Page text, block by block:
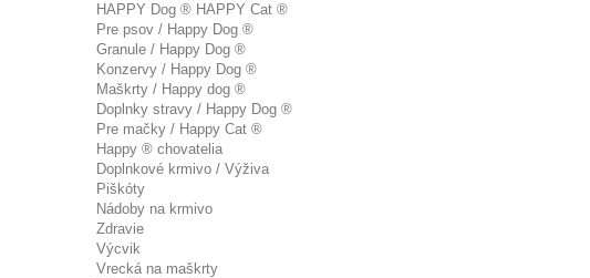
HAPPY Dog ® HAPPY Cat ®
Pre psov / Happy Dog ®
Granule / Happy Dog ®
Konzervy / Happy Dog ®
Maškrty / Happy dog ®
Doplnky stravy / Happy Dog ®
Pre mačky / Happy Cat ®
Happy ® chovatelia
Doplnkové krmivo / Výživa
Piškóty
Nádoby na krmivo
Zdravie
Výcvik
Vrecká na maškrty